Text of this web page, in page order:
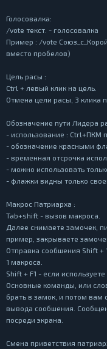
Голосовалка:
/vote текст. - голосовалка
Пример : /vote
вместо пробелов)
Цель расы :
Ctrl + левый клик на цель.
Отмена цели расы, 3 клика
Обозначение пути Лидера
- использование : Ctrl+ПКМ
- обозначение красными
- временная отсрочка
- можно использовать
- флажки видны только
Макрос Патриарха :
Tab+shift - вызов макроса.
Далее снимаете замочек,
пример, закрываете
Отправка сообшения Shift +
1 макроса.
Shift + F1 - если используете
Основные команды, или
брать в замок, и потом вам
вывода сообшения.
посреди экрана.
Смена приветствия